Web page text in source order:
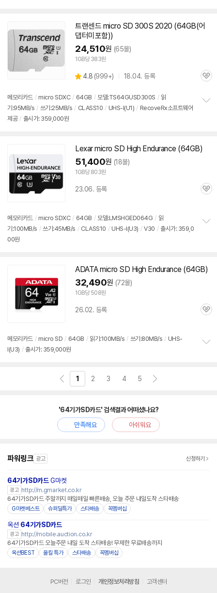
트랜센드 micro SD 300S 2020 (64GB(어
댑터미포함))
24,510원 (65몰)
1GB당 383원
별
4.8 (상
리
뷰
999+) 18.04. 등록
관
메모리 카드 / micro SDXC / 64GB / 모델:TS64GUSD300S / 읽
기:95MB/s / 쓰기:25MB/s / CLASS10 / UHS-I(U1) / RecoveRx소프트웨어
제공 / 출시가: 359,000원
Lexar micro SD High Endurance (64GB)
51,400원 (18몰)
1GB당 803원
23.06. 등록
관
메모리 카드 / micro SDXC / 64GB / 모델:LMSHGED064G / 읽
기:100MB/s / 쓰기:45MB/s / CLASS10 / UHS-I(U3) / V30 / 출시가: 359,0
00원
기
ADATA micro SD High Endurance (64GB)
32,490원 (72몰)
1GB당 508원
26.02. 등록
관
메모리 카드 / micro SD / 64GB / 읽기:100MB/s / 쓰기:80MB/s / UHS-
I(U3) / 출시가: 359,000원
1 2 3 4 5
'64기가SD카드' 검색결과 어떠셨나요?
만족해요
아쉬워요
파워링크 광고 신청하기
64기가SD카드G마켓
광고 http://m.gmarket.co.kr
64기가SD카드 주말까지 매일매일 빠른배송, 오늘 주문 내일도착 스타배송
G마켓베스트 슈퍼딜특가 스타배송 꼭멤버십
옥션 64기가SD카드
광고 http://mobile.auction.co.kr
64기가SD카드 오늘주문 내일 도착 스타배송! 무제한 무료배송까지
옥션BEST 올킬 특가 스타배송 꼭멤버십
PC버전 로그인 개인정보처리방침 고객센터